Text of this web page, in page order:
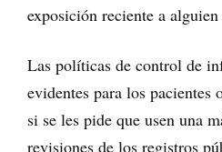
exposición reciente a
Las políticas de control de
evidentes para los pacientes
si se les pide que usen una
revisiones de los registros